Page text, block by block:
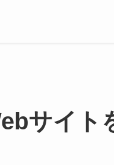
サイト